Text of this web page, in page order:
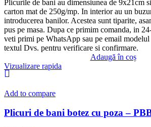
Plicurile de bani au dimensiunea de 9x21cm
carton mat de 250g/mp. In interior au un
introducerea banilor. Acestea sunt tiparite,
pus pe masa. Dupa ce primim comanda, in
veti primi pe WhatsApp sau pe email
textul Dvs. pentru verificare si confirmare.
Adaugă în coș
Vizualizare rapida
Add to compare
Plicuri de bani botez cu poza –